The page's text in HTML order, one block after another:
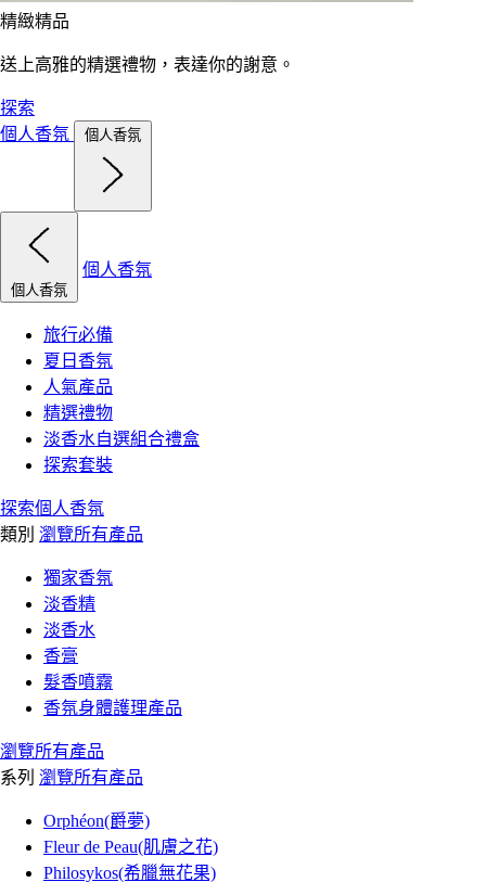
精緻精品
送上高雅的精選禮物，表達你的謝意。
探索
個人香氛
個人香氛
個人香氛
個人香氛
旅行必備
夏日香氛
人氣產品
精選禮物
淡香水自選組合禮盒
探索套裝
探索個人香氛
類別 瀏覽所有產品
獨家香氛
淡香精
淡香水
香膏
髮香噴霧
香氛身體護理產品
瀏覽所有產品
系列 瀏覽所有產品
Orphéon(爵夢)
Fleur de Peau(肌膚之花)
Philosykos(希臘無花果)